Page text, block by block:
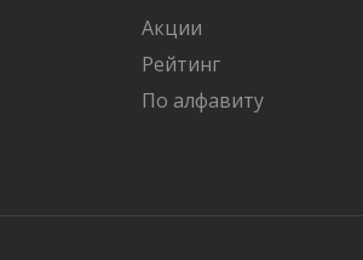
Акции
Рейтинг
По алфавиту